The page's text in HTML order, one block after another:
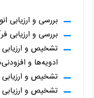
بررسی و ارزیابی
بررسی و ارزیابی
تشخیص و
ادویه‌ها و
تشخیص و ارزیابی
تشخیص و ارزیابی